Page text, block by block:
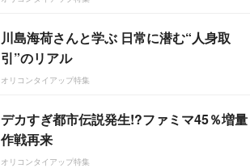
川島海荷さんと学ぶ 日常に潜む“人身取
引”のリアル
オリコンタイアップ特集
デカすぎ都市伝説発生!?ファミマ45％増量
作戦再来
オリコンタイアップ特集